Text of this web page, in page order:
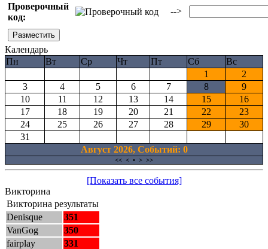
Проверочный
код:
-->
Календарь
Пн
Вт Ср Чт Пт Сб
Вс
1
2
3
4 5 6 7 8
9
10
11 12 13 14 15
16
17
18 19 20 21 22
23
24
25 26 27 28 29
30
31
Август 2026, Cобытий: 0
<< < • > >>
[Показать все события]
Викторина
Викторина результаты
Denisque
351
VanGog
350
fairplay
331